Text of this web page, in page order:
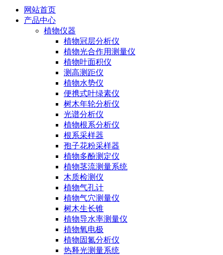
网站首页
产品中心
植物仪器
植物冠层分析仪
植物光合作用测量仪
植物叶面积仪
测高测距仪
植物水势仪
便携式叶绿素仪
树木年轮分析仪
光谱分析仪
植物根系分析仪
根系采样器
孢子花粉采样器
植物多酚测定仪
植物茎流测量系统
木质检测仪
植物气孔计
植物气穴测量仪
树木生长锥
植物导水率测量仪
植物氧电极
植物固氮分析仪
热释光测量系统